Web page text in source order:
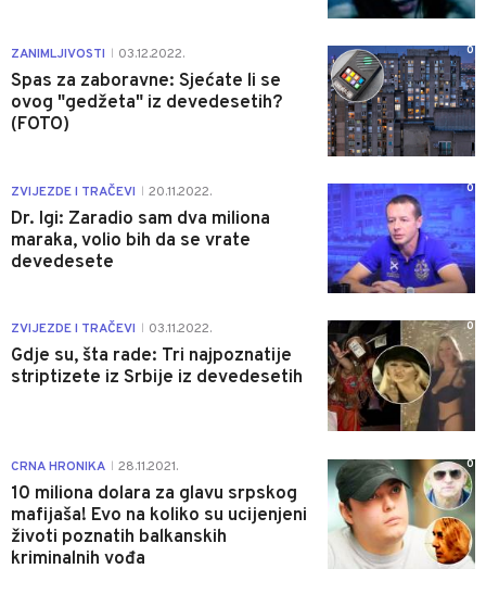
ZANIMLJIVOSTI 03.12.2022.
Spas za zaboravne: Sjećate li se
ovog "gedžeta" iz devedesetih?
(FOTO)
0
ZVIJEZDE I TRAČEVI 20.11.2022.
Dr. Igi: Zaradio sam dva miliona
maraka, volio bih da se vrate
devedesete
0
ZVIJEZDE I TRAČEVI 03.11.2022.
Gdje su, šta rade: Tri najpoznatije
striptizete iz Srbije iz devedesetih
0
CRNA HRONIKA 28.11.2021.
10 miliona dolara za glavu srpskog
mafijaša! Evo na koliko su ucijenjeni
životi poznatih balkanskih
kriminalnih vođa
0